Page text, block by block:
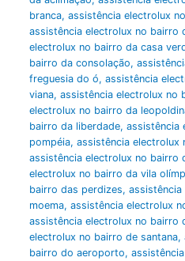
branca, assistência electrolux
assistência electrolux no bairro
electrolux no bairro da casa
bairro da consolação,
freguesia do ó, assistência
viana, assistência electrolux no
electrolux no bairro da
bairro da liberdade, assistência
pompéia, assistência electrolux
assistência electrolux no bairro
electrolux no bairro da vila
bairro das perdizes,
moema, assistência electrolux
assistência electrolux no bairro
electrolux no bairro de santana,
bairro do aeroporto,